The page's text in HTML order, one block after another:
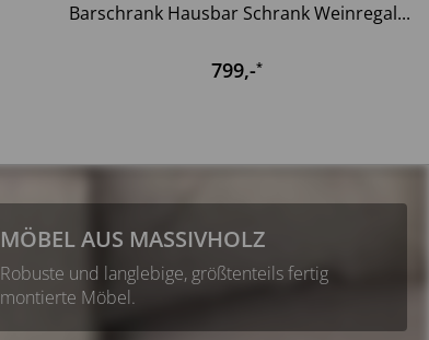
Barschrank Hausbar Schrank Weinregal...
799,-*
MÖBEL AUS MASSIVHOLZ
Robuste und langlebige, größtenteils fertig
montierte Möbel.